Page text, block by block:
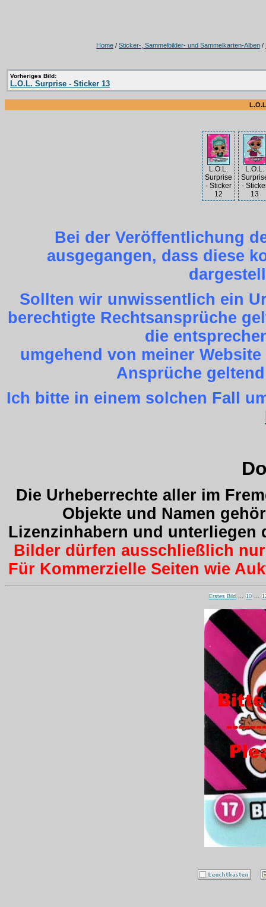
Home / Sticker-, Sammelbilder- und Sammelkarten-Alben /
Vorheriges Bild:
L.O.L. Surprise - Sticker 13
L.O.L.
Surprise
- Sticker
12
L.O.L.
-
13
Bei der Veröffentlichung
ausgegangen, dass diese
Sollten wir unwissentlich ein
berechtigte Rechtsansprüche
die
umgehend von meiner
Ansprüche
Ich bitte in einem solchen Fall
Die Urheberrechte aller im
Objekte und Namen
Lizenzinhabern und unterliegen
Bilder dürfen ausschließlich
Für Kommerzielle Seiten wie
Erstes Bild 10